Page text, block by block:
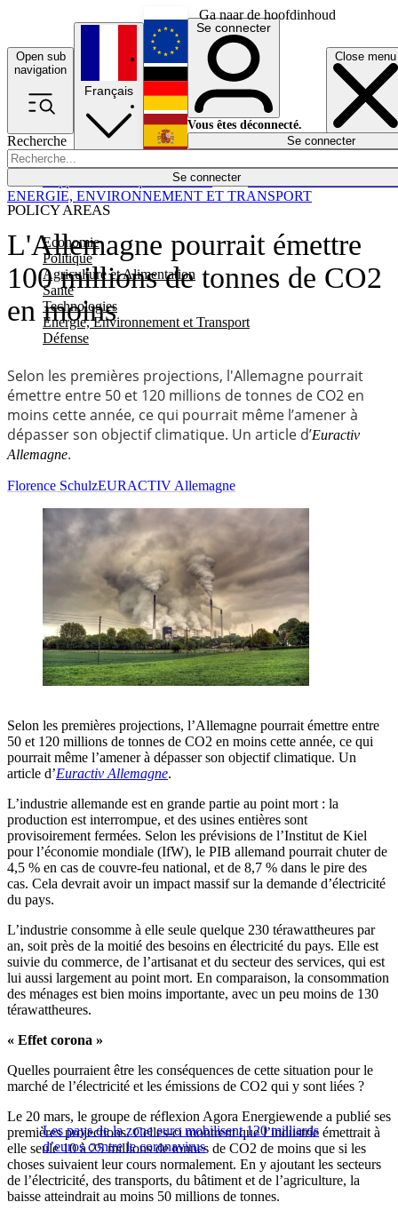
Ga naar de hoofdinhoud
Open sub
navigation
Close menu
Recherche
Se connecter
POLICY AREAS
Economie
Politique
Agriculture et Alimentation
Santé
Technologies
Energie, Environnement et Transport
Défense
Économie
Français
English
Deutsch
Español
Se connecter
Vous êtes déconnecté.
Se connecter
L'Allemagne pourrait émettre
100 millions de tonnes de CO2
en moins
Selon les premières projections, l'Allemagne pourrait
émettre entre 50 et 120 millions de tonnes de CO2 en
moins cette année, ce qui pourrait même l’amener à
dépasser son objectif climatique. Un article d’Euractiv
Allemagne.
ENERGIE, ENVIRONNEMENT ET TRANSPORT
Florence SchulzEURACTIV Allemagne
Selon les premières projections, l’Allemagne pourrait émettre entre
50 et 120 millions de tonnes de CO2 en moins cette année, ce qui
pourrait même l’amener à dépasser son objectif climatique. Un
article d’Euractiv Allemagne.
L’industrie allemande est en grande partie au point mort : la
production est interrompue, et des usines entières sont
provisoirement fermées. Selon les prévisions de l’Institut de Kiel
pour l’économie mondiale (IfW), le PIB allemand pourrait chuter de
4,5 % en cas de couvre-feu national, et de 8,7 % dans le pire des
cas. Cela devrait avoir un impact massif sur la demande d’électricité
du pays.
L’industrie consomme à elle seule quelque 230 térawattheures par
an, soit près de la moitié des besoins en électricité du pays. Elle est
suivie du commerce, de l’artisanat et du secteur des services, qui est
lui aussi largement au point mort. En comparaison, la consommation
des ménages est bien moins importante, avec un peu moins de 130
térawattheures.
« Effet corona »
Quelles pourraient être les conséquences de cette situation pour le
marché de l’électricité et les émissions de CO2 qui y sont liées ?
Les pays de la zone euro mobilisent 120 milliards
d’euros contre le coronavirus
Le 20 mars, le groupe de réflexion Agora Energiewende a publié ses
premières projections. Celles-ci montrent que l’industrie émettrait à
elle seule 10 à 25 millions de tonnes de CO2 de moins que si les
choses suivaient leur cours normalement. En y ajoutant les secteurs
de l’électricité, des transports, du bâtiment et de l’agriculture, la
baisse atteindrait au moins 50 millions de tonnes.